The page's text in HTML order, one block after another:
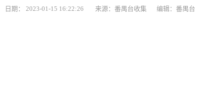
日期： 2023-01-15 16:22:26 来源：番禺台收集 编辑：番禺台